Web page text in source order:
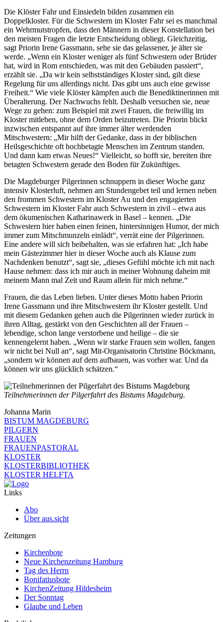
Die Klöster Fahr und Einsiedeln bilden zusammen ein
Doppelkloster. Für die Schwestern im Kloster Fahr sei es manchmal
ein Wehrmutstropfen, dass den Männern in dieser Konstellation bei
den meisten Fragen die letzte Entscheidung obliegt. Gleichzeitig,
sagt Priorin Irene Gassmann, sehe sie das gelassener, je älter sie
werde. „Wenn ein Kloster weniger als fünf Schwestern oder Brüder
hat, wird in Rom entschieden, was mit den Gebäuden passiert“,
erzählt sie. „Da wir kein selbstständiges Kloster sind, gilt diese
Regelung für uns allerdings nicht. Das gibt uns auch eine gewisse
Freiheit.“ Wie viele Klöster kämpfen auch die Benediktinerinnen mit
Überalterung. Der Nachwuchs fehlt. Deshalb versuchen sie, neue
Wege zu gehen: zum Beispiel mit zwei Frauen, die freiwillig im
Kloster mitleben, ohne dem Orden beizutreten. Die Priorin blickt
inzwischen entspannt auf ihre immer älter werdenden
Mitschwestern: „Mir hilft der Gedanke, dass in der biblischen
Heilsgeschichte oft hochbetagte Menschen im Zentrum standen.
Und dann kam etwas Neues!“ Vielleicht, so hofft sie, bereiten ihre
betagten Schwestern gerade den Boden für Zukünftiges.
Die Magdeburger Pilgerinnen schnuppern in dieser Woche ganz
intensiv Klosterluft, nehmen am Stundengebet teil und lernen neben
den frommen Schwestern im Kloster Au und den engagierten
Schwestern im Kloster Fahr auch Schwestern in zivil – etwa aus
dem ökumenischen Katharinawerk in Basel – kennen. „Die
Schwestern hier haben einen feinen, hintersinnigen Humor, der mich
immer zum Mitschmunzeln einlädt“, verrät eine der Pilgerinnen.
Eine andere will sich beibehalten, was sie erfahren hat: „Ich habe
mein Gästezimmer hier in dieser Woche auch als Klause zum
Nachdenken benutzt“, sagt sie, „dieses Gefühl möchte ich mit nach
Hause nehmen: dass ich mir auch in meiner Wohnung daheim mit
meinem Mann mal Zeit und Raum allein für mich nehme.“
Frauen, die das Leben lieben. Unter dieses Motto haben Priorin
Irene Gassmann und ihre Mitschwestern ihr Kloster gestellt. Und
mit diesem Gedanken gehen auch die Pilgerinnen wieder zurück in
ihren Alltag, gestärkt von den Geschichten all der Frauen –
lebendige, schon lange verstorbene und heilige – die sie
kennengelernt haben. „Wenn wir starke Frauen sein wollen, fangen
wir nicht bei Null an“, sagt Mit-Organisatorin Christine Böckmann,
„sondern wir können auf dem aufbauen, was vorher war. Und da
können wir uns glücklich schätzen.“
Teilnehmerinnen der Pilgerfahrt des Bistums Magdeburg.
Johanna Marin
BISTUM MAGDEBURG
PILGERN
FRAUEN
FRAUENPASTORAL
KLOSTER
KLOSTERBIBLIOTHEK
KLOSTER HELFTA
Links
Abo
Über aus.sicht
Zeitungen
Kirchenbote
Neue Kirchenzeitung Hamburg
Tag des Herrn
Bonifatiusbote
KirchenZeitung Hildesheim
Der Sonntag
Glaube und Leben